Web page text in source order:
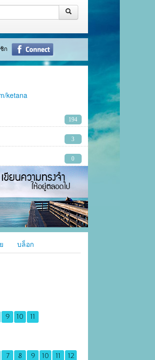
ก
ketana
194
3
0
บล็อก
9 10 11
7 8 9 10 11 12